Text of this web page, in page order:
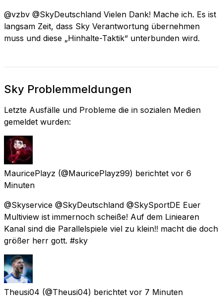
@vzbv @SkyDeutschland Vielen Dank! Mache ich. Es ist
langsam Zeit, dass Sky Verantwortung übernehmen
muss und diese „Hinhalte-Taktik“ unterbunden wird.
Sky Problemmeldungen
Letzte Ausfälle und Probleme die in sozialen Medien
gemeldet wurden:
MauricePlayz (@MauricePlayz99) berichtet vor 6
Minuten
@Skyservice @SkyDeutschland @SkySportDE Euer
Multiview ist immernoch scheiße! Auf dem Liniearen
Kanal sind die Parallelspiele viel zu klein!! macht die doch
größer herr gott. #sky
Theusi04 (@Theusi04) berichtet vor 7 Minuten